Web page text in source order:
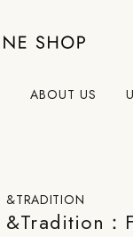
ABOUT US
&TRADITION
&Tradition：